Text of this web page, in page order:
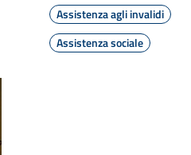
Assistenza agli invalidi
Assistenza sociale